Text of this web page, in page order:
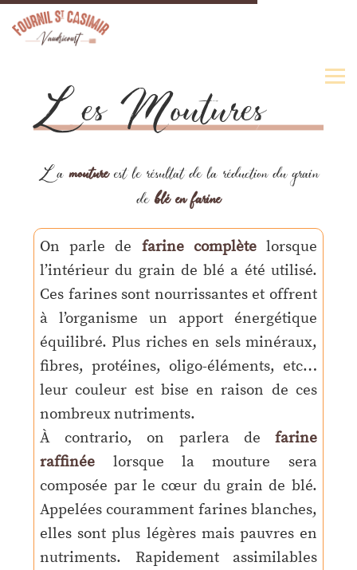
Les Moutures
Lamoutureest le résultat de la réduction du grain
deblé en farine
On parle de farine complètelorsque
l’intérieur du grain de blé a été utilisé.
Ces farines sont nourrissantes et offrent
à l’organisme un apport énergétique
équilibré. Plus riches en sels minéraux,
fibres, protéines, oligo-éléments, etc…
leur couleur est bise en raison de ces
nombreux nutriments.
À contrario, on parlera de farine
raffinée lorsque la mouture sera
composée par le cœur du grain de blé.
Appelées couramment farines blanches,
elles sont plus légères mais pauvres en
nutriments. Rapidement assimilables